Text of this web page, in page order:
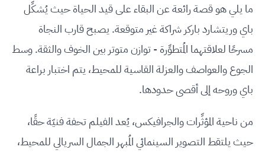
ما يلي هو قصة رائعة عن البقاء على قيد الحياة حيث يُشكِّل
باي وريتشارد باركر شراكة غير متوقعة. يصبح قارب النجاة
مسرحًا لعلاقتهما المُتطوِّرة - توازن متوتر بين الخوف والثقة. وسط
الجوع والعواصف والعزلة القاسية للمحيط، يتم اختبار براعة
باي وروحه إلى أقصى حدودها.
من ناحية المؤثِّرات والجرافيكس، يُعد الفيلم تحفة فنيّة حقًا،
حيث يلتقط التصوير السينمائي المُبهر الجمال السريالي للمحيط،